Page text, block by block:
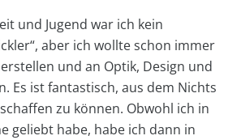
und Jugend war ich kein
aber ich wollte schon immer
und an Optik, Design und
Es ist fantastisch, aus dem Nichts
zu können. Obwohl ich in
geliebt habe, habe ich dann in